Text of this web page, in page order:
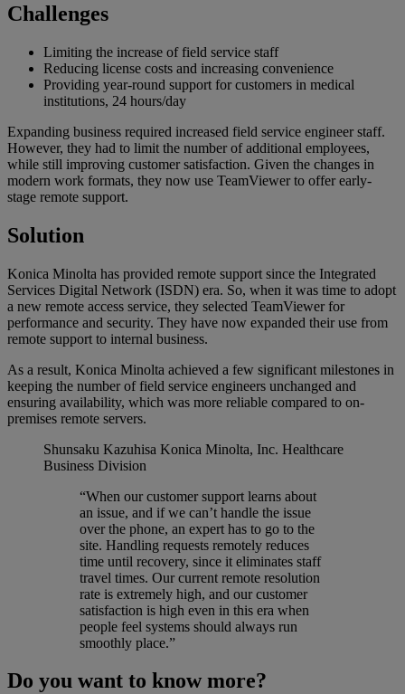
Challenges
Limiting the increase of field service staff
Reducing license costs and increasing convenience
Providing year-round support for customers in medical
institutions, 24 hours/day
Expanding business required increased field service engineer staff.
However, they had to limit the number of additional employees,
while still improving customer satisfaction. Given the changes in
modern work formats, they now use TeamViewer to offer early-
stage remote support.
Solution
Konica Minolta has provided remote support since the Integrated
Services Digital Network (ISDN) era. So, when it was time to adopt
a new remote access service, they selected TeamViewer for
performance and security. They have now expanded their use from
remote support to internal business.
As a result, Konica Minolta achieved a few significant milestones in
keeping the number of field service engineers unchanged and
ensuring availability, which was more reliable compared to on-
premises remote servers.
Shunsaku Kazuhisa Konica Minolta, Inc. Healthcare
Business Division
“When our customer support learns about
an issue, and if we can’t handle the issue
over the phone, an expert has to go to the
site. Handling requests remotely reduces
time until recovery, since it eliminates staff
travel times. Our current remote resolution
rate is extremely high, and our customer
satisfaction is high even in this era when
people feel systems should always run
smoothly place.”
Do you want to know more?